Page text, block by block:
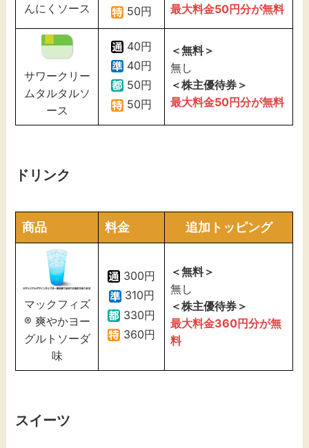
んにくソース
50円
最大料金50円分が無料
サワークリー
ムタルタルソ
ース
40円
40円
50円
50円
＜無料＞
無し
＜株主優待券＞
最大料金50円分が無料
ドリンク
商品 料金 追加トッピング
マックフィズ
® 爽やかヨー
グルトソーダ
味
300円
310円
330円
360円
＜無料＞
無し
＜株主優待券＞
最大料金360円分が無
料
スイーツ